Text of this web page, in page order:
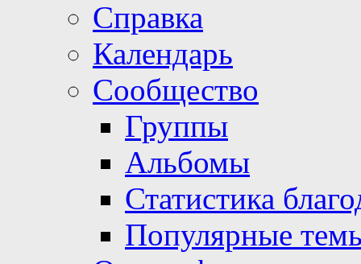
Справка
Календарь
Сообщество
Группы
Альбомы
Статистика
Популярные